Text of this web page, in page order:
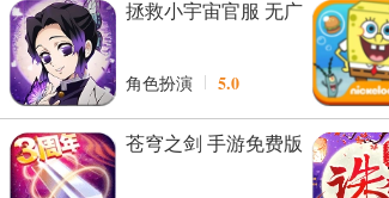
拯救小宇宙官服 无广
角色扮演 5.0
苍穹之剑 手游免费版